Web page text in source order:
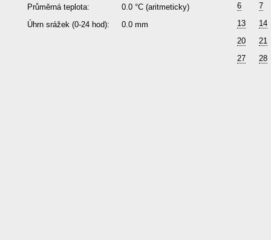
Průměrná teplota:
0.0 °C (aritmeticky)
Úhrn srážek (0-24 hod):
0.0 mm
6
7
13
14
20
21
27
28